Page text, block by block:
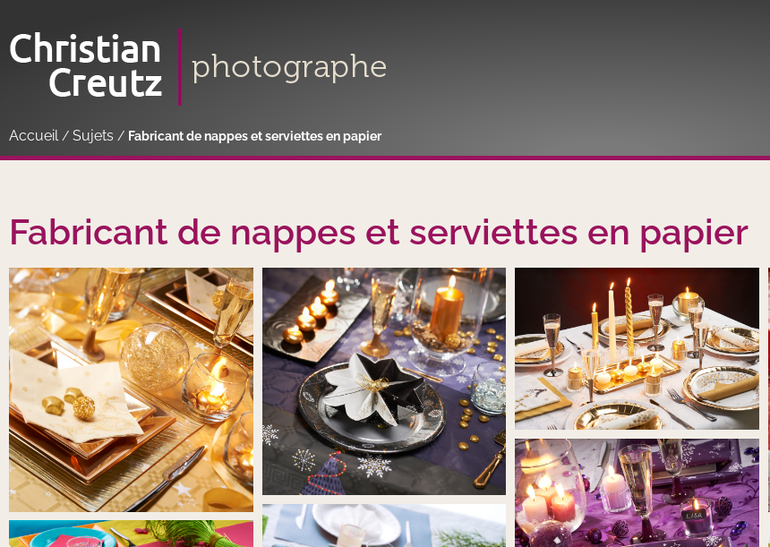
Accueil / Sujets / Fabricant de nappes et serviettes en papier
Fabricant de nappes et serviettes en papier